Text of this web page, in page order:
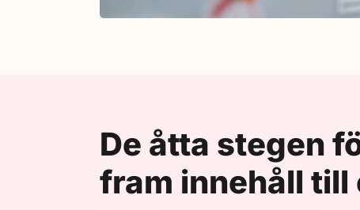
De åtta stegen
fram innehåll till